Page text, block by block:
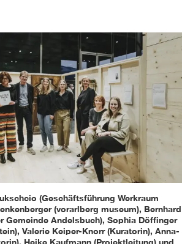
(Geschäftsführung Werkraum
(vorarlberg museum), Bernhard
Gemeinde Andelsbuch), Sophia Döffinger
Valerie Keiper-Knorr (Kuratorin), Anna-